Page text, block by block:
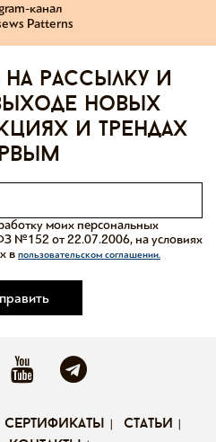
канал
Patterns
рассылку и
новых
и трендах
моих персональных
№152 от 22.07.2006, на условиях
в пользовательском соглашении.
сертификаты
статьи